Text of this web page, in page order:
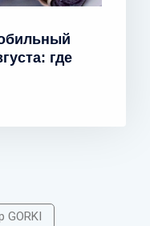
где
GORKI